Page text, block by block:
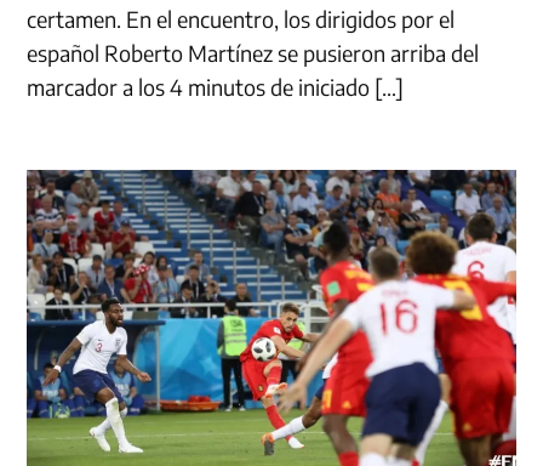
certamen. En el encuentro, los dirigidos por el
español Roberto Martínez se pusieron arriba del
marcador a los 4 minutos de iniciado […]